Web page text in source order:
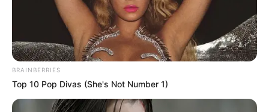
Lage des Schlosses in Weikersheim:
Hier kann dieRoute zu diesem Ausflugszielberechnet
werden, auch vomaktuellen Standortaus. Außerdem
im GPX-Format
an, für den Import in Navigationsgeräten
und in Google Earth. Die GPS-Daten lauten: Latitude =
BRAINBERRIES
Top 10 Pop Divas (She's Not Number 1)